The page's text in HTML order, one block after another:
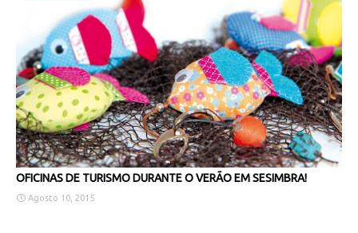
OFICINAS DE TURISMO DURANTE O VERÃO EM SESIMBRA!
Agosto 10, 2015